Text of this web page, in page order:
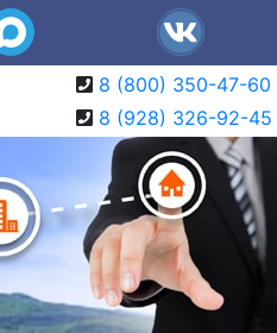
8 (800) 350-47-60
8 (928) 326-92-45